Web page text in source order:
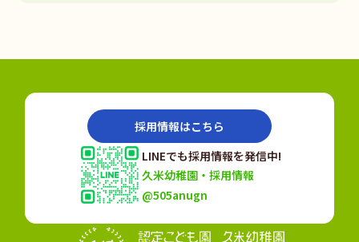
採用情報はこちら
LINEでも採用情報を発信中!
久米幼稚園・採用情報
@505anugn